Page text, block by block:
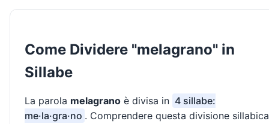
Come Dividere "melagrano" in
Sillabe
La parola melagrano è divisa in 4 sillabe:
me·la·gra·no . Comprendere questa divisione sillabica